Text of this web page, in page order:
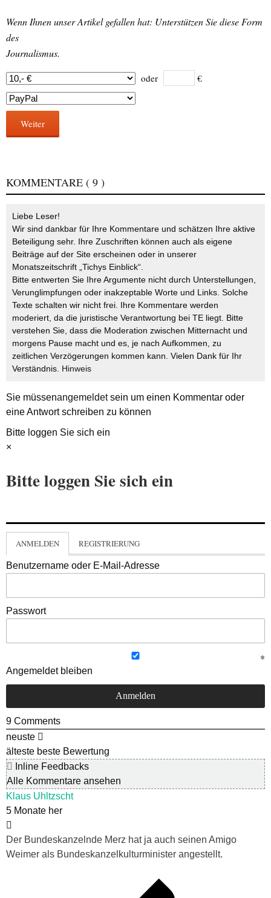
Wenn Ihnen unser Artikel gefallen hat: Unterstützen Sie diese Form
des
Journalismus.
oder €
Weiter
KOMMENTARE ( 9 )
Liebe Leser!
Wir sind dankbar für Ihre Kommentare und schätzen Ihre aktive
Beteiligung sehr. Ihre Zuschriften können auch als eigene
Beiträge auf der Site erscheinen oder in unserer
Monatszeitschrift „Tichys Einblick“.
Bitte entwerten Sie Ihre Argumente nicht durch Unterstellungen,
Verunglimpfungen oder inakzeptable Worte und Links. Solche
Texte schalten wir nicht frei. Ihre Kommentare werden
moderiert, da die juristische Verantwortung bei TE liegt. Bitte
verstehen Sie, dass die Moderation zwischen Mitternacht und
morgens Pause macht und es, je nach Aufkommen, zu
zeitlichen Verzögerungen kommen kann. Vielen Dank für Ihr
Verständnis. Hinweis
Sie müssenangemeldetsein um einen Kommentar oder
eine Antwort schreiben zu können
Bitte loggen Sie sich ein
×
Bitte loggen Sie sich ein
ANMELDEN REGISTRIERUNG
Benutzername oder E-Mail-Adresse
Passwort
Angemeldet bleiben
9 Comments
neuste
älteste beste Bewertung
Inline Feedbacks
Alle Kommentare ansehen
Klaus Uhltzscht
5 Monate her
Der Bundeskanzelnde Merz hat ja auch seinen Amigo
Weimer als Bundeskanzelkulturminister angestellt.